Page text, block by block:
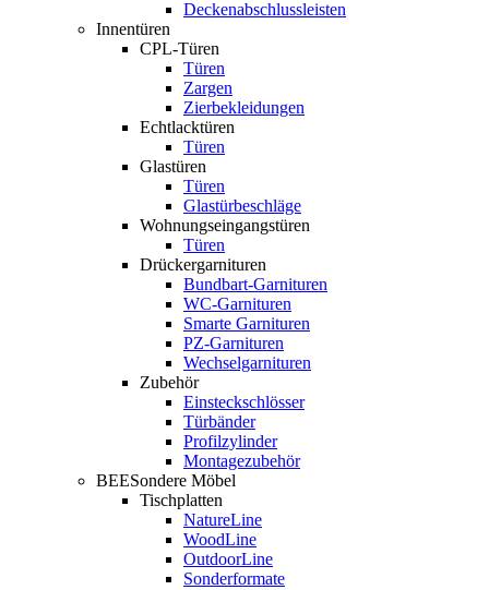
Deckenabschlussleisten
Innentüren
CPL-Türen
Türen
Zargen
Zierbekleidungen
Echtlacktüren
Türen
Glastüren
Türen
Glastürbeschläge
Wohnungseingangstüren
Türen
Drückergarnituren
Bundbart-Garnituren
WC-Garnituren
Smarte Garnituren
PZ-Garnituren
Wechselgarnituren
Zubehör
Einsteckschlösser
Türbänder
Profilzylinder
Montagezubehör
BEESondere Möbel
Tischplatten
NatureLine
WoodLine
OutdoorLine
Sonderformate